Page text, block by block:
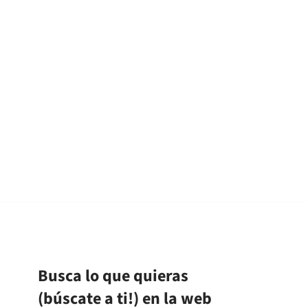
Busca lo que quieras
(búscate a ti!) en la web